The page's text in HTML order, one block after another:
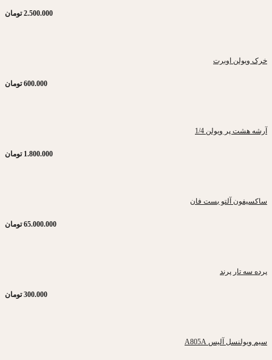
2.500.000 تومان
خرک ویولن اوبرت
600.000 تومان
آرشه هشت پر ویولن 1/4
1.800.000 تومان
ساکسیفون آلتو بست فان
65.000.000 تومان
پرده سه تار پرند
300.000 تومان
سیم ویولنسل آلیس A805A